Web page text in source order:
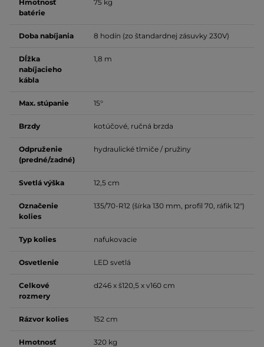
Hmotnosť
batérie
75 kg
Doba nabíjania 8 hodín (zo štandardnej zásuvky 230V)
Dĺžka
nabíjacieho
kábla
1,8 m
Max. stúpanie 15°
Brzdy kotúčové, ručná brzda
Odpruženie
(predné/zadné)
hydraulické tlmiče / pružiny
Svetlá výška 12,5 cm
Označenie
kolies
135/70-R12 (šírka 130 mm, profil 70, ráfik 12")
Typ kolies nafukovacie
Osvetlenie LED svetlá
Celkové
rozmery
d246 x š120,5 x v160 cm
Rázvor kolies 152 cm
Hmotnosť 320 kg